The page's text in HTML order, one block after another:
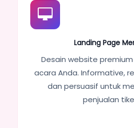
Landing Page
Desain website
acara Anda. Informative,
dan persuasif untuk
penjualan